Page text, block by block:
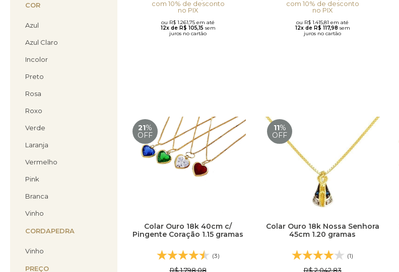
PREÇO
COR
Azul
Azul Claro
Incolor
Preto
Rosa
Roxo
Verde
Laranja
Vermelho
Pink
Branca
Vinho
CORDAPEDRA
Vinho
com 10% de desconto
no PIX
ou R$ 1.261,75 em até
12x de R$ 105,15 sem
juros no cartão
com 10% de desconto
no PIX
ou R$ 1.415,81 em até
12x de R$ 117,98 sem
juros no cartão
21%
OFF
Colar Ouro 18k 40cm c/
Pingente Coração 1.15 gramas
(3)
R$ 1.798,08
11%
OFF
Colar Ouro 18k Nossa Senhora
45cm 1.20 gramas
(1)
R$ 2.042,83